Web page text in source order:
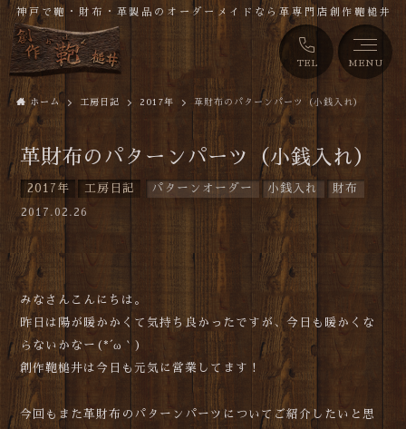
TEL MENU
神戸で鞄・財布・革製品のオーダーメイドなら革専門店創作鞄槌井
ホーム 工房日記 2017年 革財布のパターンパーツ（小銭入れ）
革財布のパターンパーツ（小銭入れ）
2017年 工房日記 パターンオーダー 小銭入れ 財布
2017.02.26
みなさんこんにちは。
昨日は陽が暖かかくて気持ち良かったですが、今日も暖かくな
らないかなー(*´ω｀)
創作鞄槌井は今日も元気に営業してます！
今回もまた革財布のパターンパーツについてご紹介したいと思